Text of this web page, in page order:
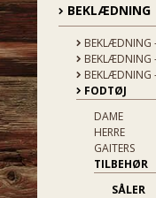
BEKLÆDNING
BEKLÆDNING
BEKLÆDNING
BEKLÆDNING
FODTØJ
DAME
HERRE
GAITERS
TILBEHØR
SÅLER